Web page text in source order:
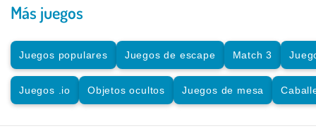
Más juegos
Juegos populares Juegos de escape Match 3
Juegos .io Objetos ocultos Juegos de mesa